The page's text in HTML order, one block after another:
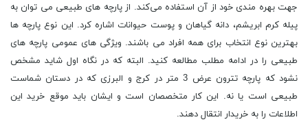
جهت بهره مندی خود از آن استفاده می‌کند. از پارچه های طبیعی می توان به
پیله کرم ابریشم، دانه گیاهان و پوست حیوانات اشاره کرد. این نوع پارچه ها
بهترین نوع انتخاب برای همه افراد می باشند. ویژگی های عمومی پارچه های
طبیعی را در ادامه مطلب مطالعه کنید. البته که در نگاه اول شاید مشخص
نشود که پارچه تترون عرض 3 متر در کرج و البرزی که در دستان شماست
طبیعی است یا نه. این کار متخصصان است و ایشان باید موقع خرید این
اطلاعات را به خریدار انتقال دهند.